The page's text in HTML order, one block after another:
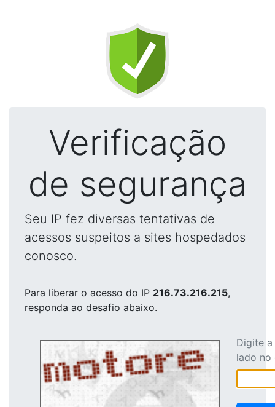
Verificação
de segurança
Seu IP fez diversas tentativas de
acessos suspeitos a sites hospedados
conosco.
Para liberar o acesso do IP 216.73.216.215,
responda ao desafio abaixo.
Digite
lado no